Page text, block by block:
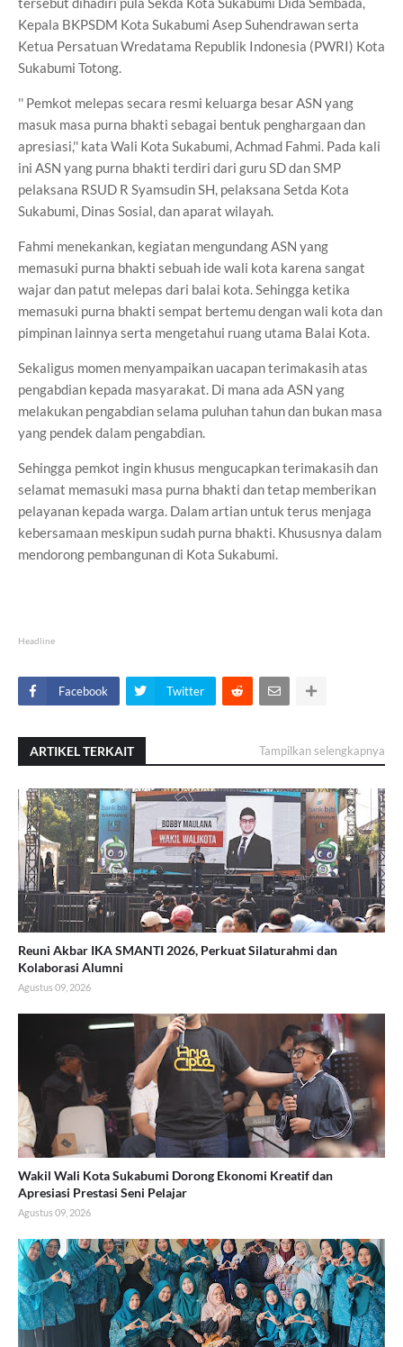
Kepala BKPSDM Kota Sukabumi Asep Suhendrawan serta
Ketua Persatuan Wredatama Republik Indonesia (PWRI) Kota
Sukabumi Totong.
'' Pemkot melepas secara resmi keluarga besar ASN yang
masuk masa purna bhakti sebagai bentuk penghargaan dan
apresiasi,'' kata Wali Kota Sukabumi, Achmad Fahmi. Pada kali
ini ASN yang purna bhakti terdiri dari guru SD dan SMP
pelaksana RSUD R Syamsudin SH, pelaksana Setda Kota
Sukabumi, Dinas Sosial, dan aparat wilayah.
Fahmi menekankan, kegiatan mengundang ASN yang
memasuki purna bhakti sebuah ide wali kota karena sangat
wajar dan patut melepas dari balai kota. Sehingga ketika
memasuki purna bhakti sempat bertemu dengan wali kota dan
pimpinan lainnya serta mengetahui ruang utama Balai Kota.
Sekaligus momen menyampaikan uacapan terimakasih atas
pengabdian kepada masyarakat. Di mana ada ASN yang
melakukan pengabdian selama puluhan tahun dan bukan masa
yang pendek dalam pengabdian.
Sehingga pemkot ingin khusus mengucapkan terimakasih dan
selamat memasuki masa purna bhakti dan tetap memberikan
pelayanan kepada warga. Dalam artian untuk terus menjaga
kebersamaan meskipun sudah purna bhakti. Khususnya dalam
mendorong pembangunan di Kota Sukabumi.
Headline
Facebook Twitter
ARTIKEL TERKAIT Tampilkan selengkapnya
Reuni Akbar IKA SMANTI 2026, Perkuat Silaturahmi dan
Kolaborasi Alumni
Agustus 09, 2026
Wakil Wali Kota Sukabumi Dorong Ekonomi Kreatif dan
Apresiasi Prestasi Seni Pelajar
Agustus 09, 2026